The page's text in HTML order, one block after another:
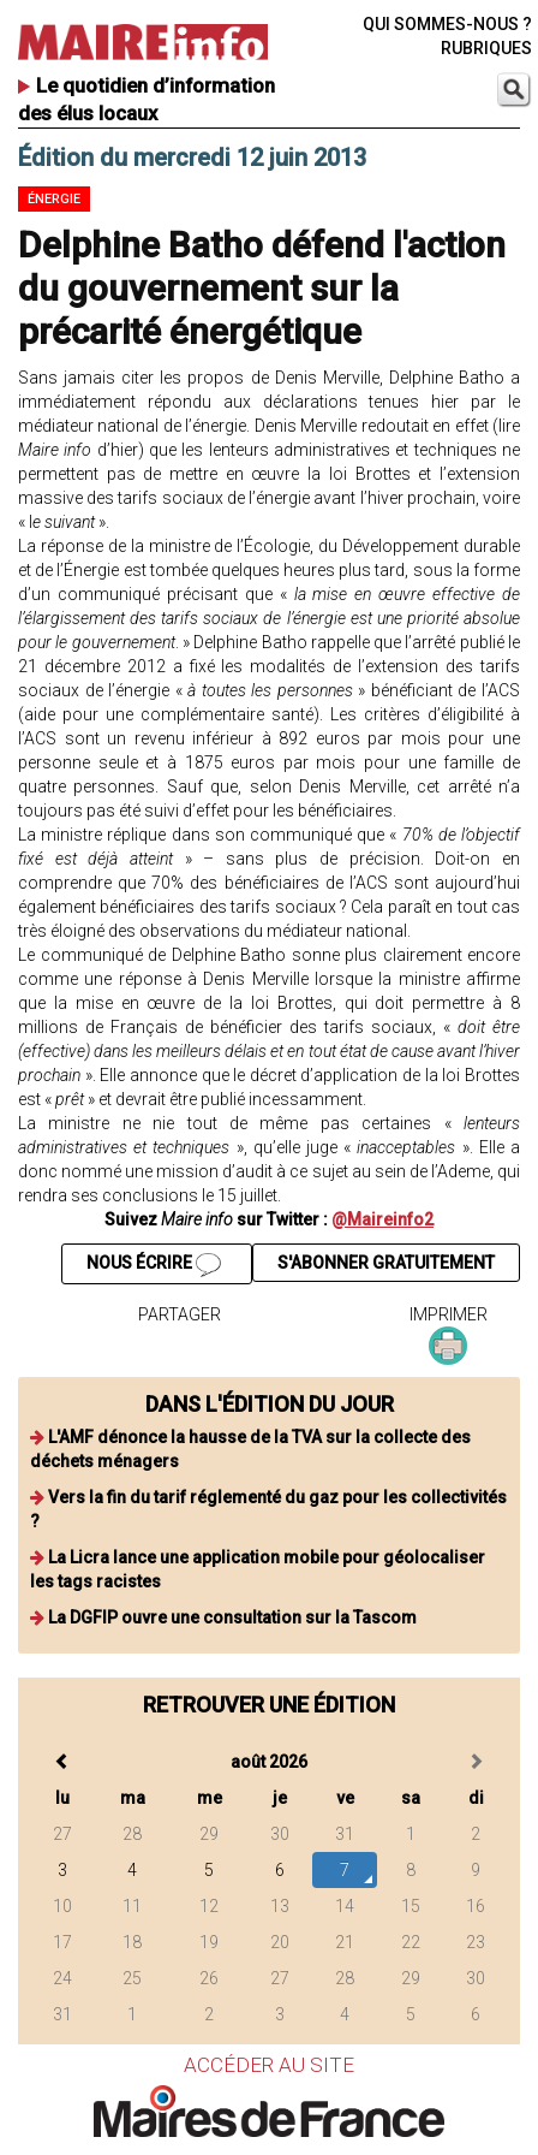
Le quotidien d’information
des élus locaux
QUI SOMMES-NOUS ?
RUBRIQUES
Édition du mercredi 12 juin 2013
ÉNERGIE
Delphine Batho défend l'action
du gouvernement sur la
précarité énergétique
Sans jamais citer les propos de Denis Merville, Delphine Batho a
immédiatement répondu aux déclarations tenues hier par le
médiateur national de l’énergie. Denis Merville redoutait en effet (lire
Maire info d’hier) que les lenteurs administratives et techniques ne
permettent pas de mettre en œuvre la loi Brottes et l’extension
massive des tarifs sociaux de l’énergie avant l’hiver prochain, voire
« l e suivant».
La réponse de la ministre de l’Écologie, du Développement durable
et de l’Énergie est tombée quelques heures plus tard, sous la forme
d’un communiqué précisant que « la mise en œuvre effective de
l’élargissement des tarifs sociaux de l’énergie est une priorité absolue
pour le gouvernement. » Delphine Batho rappelle que l’arrêté publié le
21 décembre 2012 a fixé les modalités de l’extension des tarifs
sociaux de l’énergie «à toutes les personnes» bénéficiant de l’ACS
(aide pour une complémentaire santé). Les critères d’éligibilité à
l’ACS sont un revenu inférieur à 892 euros par mois pour une
personne seule et à 1875 euros par mois pour une famille de
quatre personnes. Sauf que, selon Denis Merville, cet arrêté n’a
toujours pas été suivi d’effet pour les bénéficiaires.
La ministre réplique dans son communiqué que « 70% de l’objectif
fixé est déjà atteint» – sans plus de précision. Doit-on en
comprendre que 70% des bénéficiaires de l’ACS sont aujourd’hui
également bénéficiaires des tarifs sociaux ? Cela paraît en tout cas
très éloigné des observations du médiateur national.
Le communiqué de Delphine Batho sonne plus clairement encore
comme une réponse à Denis Merville lorsque la ministre affirme
que la mise en œuvre de la loi Brottes, qui doit permettre à 8
millions de Français de bénéficier des tarifs sociaux, « doit être
(effective) dans les meilleurs délais et en tout état de cause avant l’hiver
prochain ». Elle annonce que le décret d’application de la loi Brottes
est «prêt» et devrait être publié incessamment.
La ministre ne nie tout de même pas certaines « lenteurs
administratives et techniques », qu’elle juge «inacceptables ». Elle a
donc nommé une mission d’audit à ce sujet au sein de l’Ademe, qui
rendra ses conclusions le 15 juillet.
SuivezMaire info sur Twitter : @Maireinfo2
S'ABONNER GRATUITEMENT
NOUS ÉCRIRE
PARTAGER IMPRIMER
DANS L'ÉDITION DU JOUR
L'AMF dénonce la hausse de la TVA sur la collecte des
déchets ménagers
Vers la fin du tarif réglementé du gaz pour les collectivités
?
La Licra lance une application mobile pour géolocaliser
les tags racistes
La DGFIP ouvre une consultation sur la Tascom
RETROUVER UNE ÉDITION
août 2026
lu
ma me je ve sa
di
27
28 29 30 31 1
2
3
4 5 6 7 8
9
10
11 12 13 14 15
16
17
18 19 20 21 22
23
24
25 26 27 28 29
30
31
1 2 3 4 5 6
ACCÉDER AU SITE